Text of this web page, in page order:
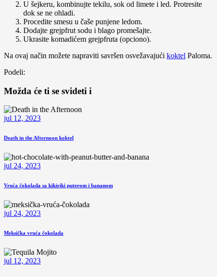
U šejkeru, kombinujte tekilu, sok od limete i led. Protresite
dok se ne ohladi.
Procedite smesu u čaše punjene ledom.
Dodajte grejpfrut sodu i blago promešajte.
Ukrasite komadićem grejpfruta (opciono).
Na ovaj način možete napraviti savršen osvežavajući koktel Paloma.
Podeli:
Možda će ti se svideti i
jul 12, 2023
Death in the Afternoon koktel
jul 24, 2023
Vruća čokolada sa kikiriki puterom i bananom
jul 24, 2023
Meksička vruća čokolada
jul 12, 2023